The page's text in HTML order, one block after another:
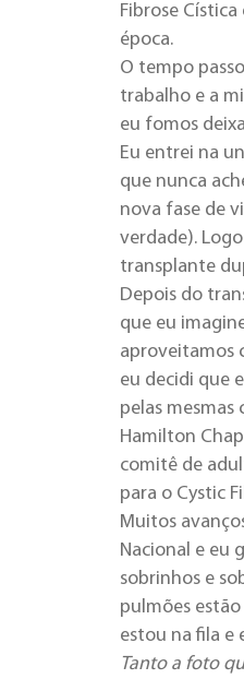
Fibrose
época.
O tempo
trabalho e a
eu fomos
Eu entrei na
que nunca
nova fase de
verdade).
transplante
Depois do
que eu
aproveitamos
eu decidi que
pelas
Hamilton
comitê de
para o Cystic
Muitos
Nacional e eu
sobrinhos e
pulmões
estou na fila e
Tanto a foto